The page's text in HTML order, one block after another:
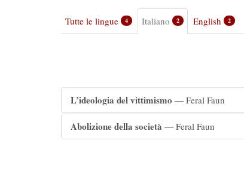
Tutte le lingue 4 Italiano 2 English 2
L’ideologia del vittimismo — Feral Faun
Abolizione della società — Feral Faun